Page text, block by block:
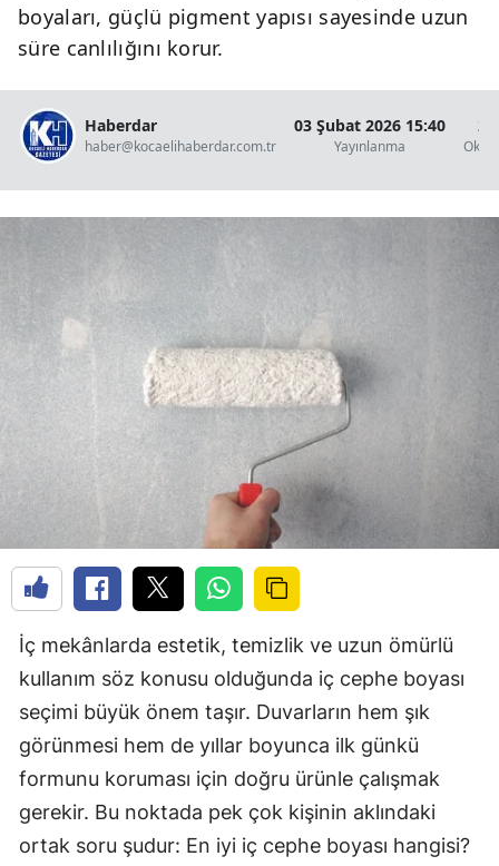
boyaları, güçlü pigment yapısı sayesinde uzun
süre canlılığını korur.
Haberdar
haber@kocaelihaberdar.com.tr
03 Şubat 2026 15:40
Yayınlanma
2
İç mekânlarda estetik, temizlik ve uzun ömürlü
kullanım söz konusu olduğunda iç cephe boyası
seçimi büyük önem taşır. Duvarların hem şık
görünmesi hem de yıllar boyunca ilk günkü
formunu koruması için doğru ürünle çalışmak
gerekir. Bu noktada pek çok kişinin aklındaki
ortak soru şudur: En iyi iç cephe boyası hangisi?